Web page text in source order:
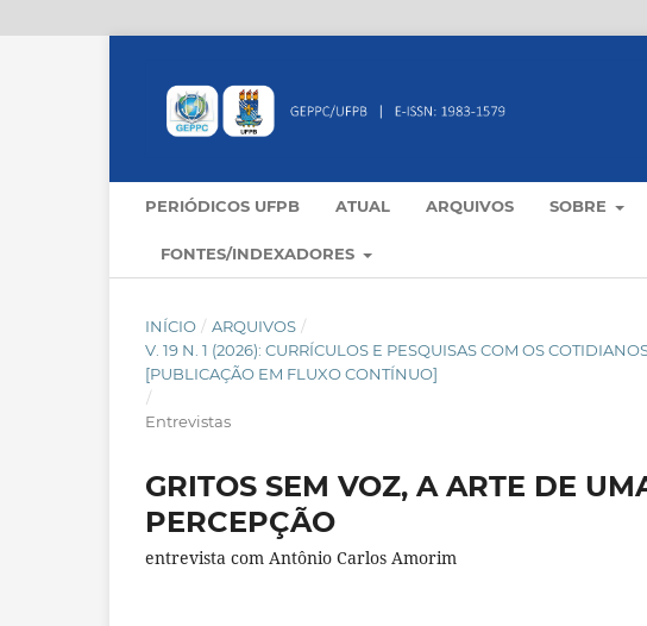
PERIÓDICOS UFPB ATUAL ARQUIVOS SOBRE
FONTES/INDEXADORES
INÍCIO / ARQUIVOS /
V. 19 N. 1 (2026): CURRÍCULOS E PESQUISAS COM OS
[PUBLICAÇÃO EM FLUXO CONTÍNUO]
/
Entrevistas
GRITOS SEM VOZ, A ARTE DE
PERCEPÇÃO
entrevista com Antônio Carlos Amorim